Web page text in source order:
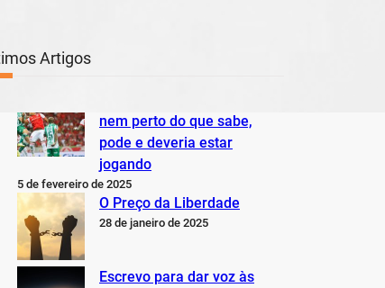
Artigos
nem perto do que sabe,
pode e deveria estar
jogando
5 de fevereiro de 2025
O Preço da Liberdade
28 de janeiro de 2025
Escrevo para dar voz às